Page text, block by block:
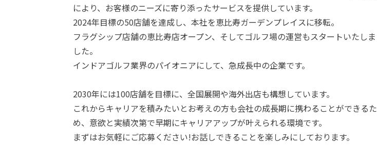
により、お客様のニーズに寄り添ったサービスを提供しています。
2024年目標の50店舗を達成し、本社を恵比寿ガーデンプレイスに移転。
フラグシップ店舗の恵比寿店オープン、そしてゴルフ場の運営もスタートいたしま
した。
インドアゴルフ業界のパイオニアにして、急成長中の企業です。
2030年には100店舗を目標に、全国展開や海外出店も構想しています。
これからキャリアを積みたいとお考えの方も会社の成長期に携わることができるた
め、意欲と実績次第で早期にキャリアアップが叶えられる環境です。
まずはお気軽にご応募ください!お話しできることを楽しみにしております。